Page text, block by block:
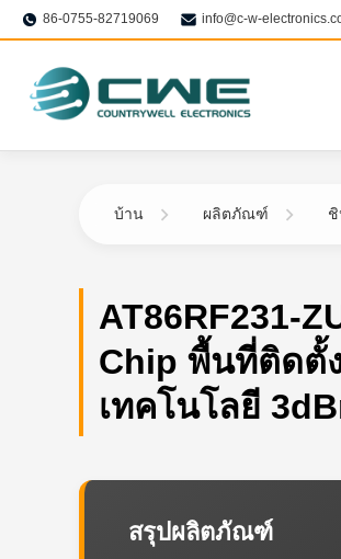
86-0755-82719069 info@c-w-
บ้าน ผลิตภัณฑ์ ชิ
AT86RF231-
Chip พื้นที่ติดตั้
เทคโนโลยี
สรุปผลิตภัณฑ์